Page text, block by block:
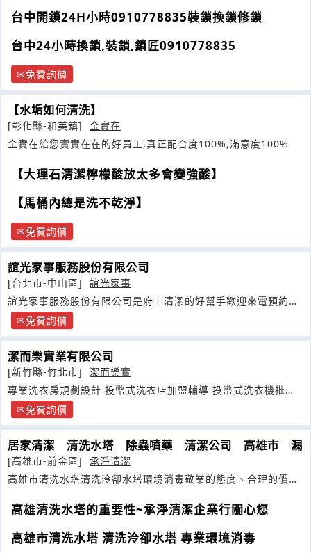
台中開鎖24H小時0910778835裝鎖換鎖修鎖
台中24小時換鎖,裝鎖,鎖匠0910778835
免費詢價
【水垢如何清洗】
[彰化縣-和美鎮]
金實在
金實在給您實實在在的好員工,真正配合度100%,滿意度100%
【大理石清潔檸檬酸放太多會變強酸】
【馬桶內總是洗不乾淨】
免費詢價
誼光家事服務股份有限公司
[台北市-中山區]
誼光家事
誼光家事服務股份有限公司是府上清潔的好幫手歡迎來電預約詢
價 免費詢價
潔而樂實業有限公司
[新竹縣-竹北市]
潔而樂實
專業洗衣房規劃設計 投幣式洗衣店加盟輔導 投幣式洗衣機批發
零售免費詢價
居家清潔 清洗水塔 除蟲噴藥 清潔公司 高雄市 漏
[高雄市-前金區]
承淨清潔
高雄市清洗水塔清洗泠卻水塔環境消毒敬業的態度、合理的價格
高雄清洗水塔的重要性~承淨清潔企業行關心您
高雄市清洗水塔 清洗泠卻水塔 專業環境消毒